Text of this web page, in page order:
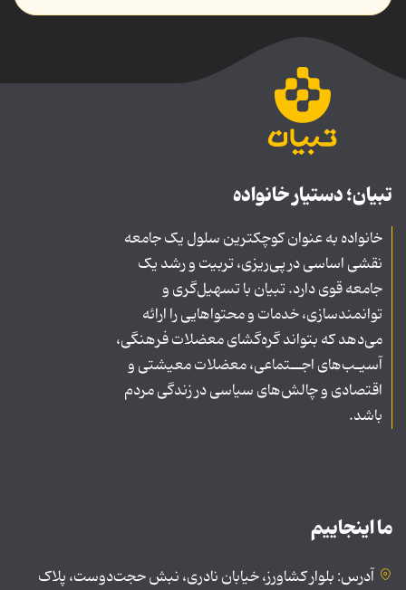
تبیان؛ دستیار خانواده
خانواده به عنوان کوچکترین سلول یک جامعه
نقشی اساسی در پی‌ریزی، تربیت و رشد یک
جامعه قوی دارد. تبیان با تسهیل‌گری و
توانمندسازی، خدمات و محتواهایی را ارائه
می‌دهد که بتواند گره‌گشای معضلات فرهنگی،
آسیـب‌های اجــتماعی، معضلات معیشتی و
اقتصادی و چالش‌های سیاسی در زندگی مردم
باشد.
ما اینجاییم
آدرس: بلوار کشاورز، خیابان نادری، نبش حجت‌دوست، پلاک